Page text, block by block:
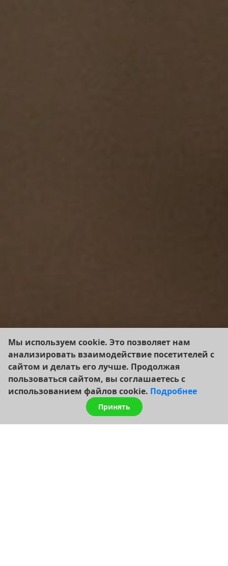
Мы используем cookie. Это позволяет нам
анализировать взаимодействие посетителей с
сайтом и делать его лучше. Продолжая
пользоваться сайтом, вы соглашаетесь с
использованием файлов cookie. Подробнее
Принять